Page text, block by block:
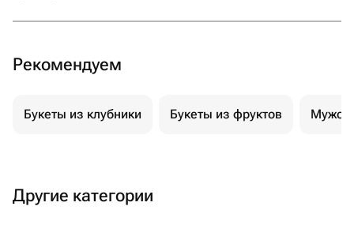
Рекомендуем
Букеты из клубники Букеты из фруктов
Другие категории